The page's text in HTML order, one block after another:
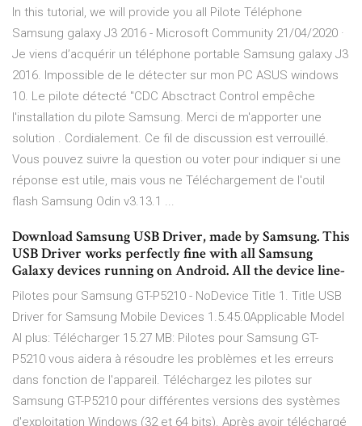
In this tutorial, we will provide you all Pilote Téléphone
Samsung galaxy J3 2016 - Microsoft Community 21/04/2020 ·
Je viens d’acquérir un téléphone portable Samsung galaxy J3
2016. Impossible de le détecter sur mon PC ASUS windows
10. Le pilote détecté "CDC Absctract Control empêche
l'installation du pilote Samsung. Merci de m'apporter une
solution . Cordialement. Ce fil de discussion est verrouillé.
Vous pouvez suivre la question ou voter pour indiquer si une
réponse est utile, mais vous ne Téléchargement de l'outil
flash Samsung Odin v3.13.1 ...
Download Samsung USB Driver, made by Samsung. This
USB Driver works perfectly fine with all Samsung
Galaxy devices running on Android. All the device line-
Pilotes pour Samsung GT-P5210 - NoDevice Title 1. Title USB
Driver for Samsung Mobile Devices 1.5.45.0Applicable Model
Al plus: Télécharger 15.27 MB: Pilotes pour Samsung GT-
P5210 vous aidera à résoudre les problèmes et les erreurs
dans fonction de l'appareil. Téléchargez les pilotes sur
Samsung GT-P5210 pour différentes versions des systèmes
d'exploitation Windows (32 et 64 bits). Après avoir téléchargé